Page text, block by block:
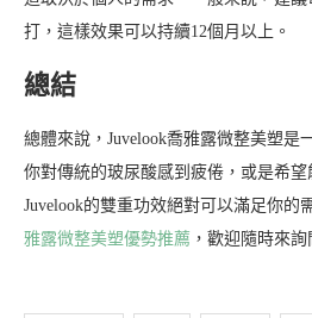
打，這樣效果可以持續12個月以上。
總結
總體來說，Juvelook喬雅露微整美塑是
你對傳統的玻尿酸感到疲倦，或是希望
Juvelook的雙重功效絕對可以滿足你的
雅露微整美塑優勢推薦 ，歡迎隨時來詢